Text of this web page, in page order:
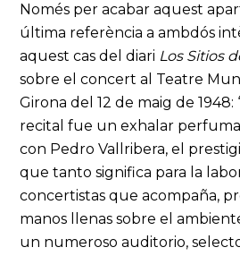
Només per acabar aquest
última referència a ambdós
aquest cas del diari Los Sitios
sobre el concert al Teatre
Girona del 12 de maig de 1948:
recital fue un exhalar
con Pedro Vallribera, el
que tanto significa para la
concertistas que acompaña,
manos llenas sobre el
un numeroso auditorio,